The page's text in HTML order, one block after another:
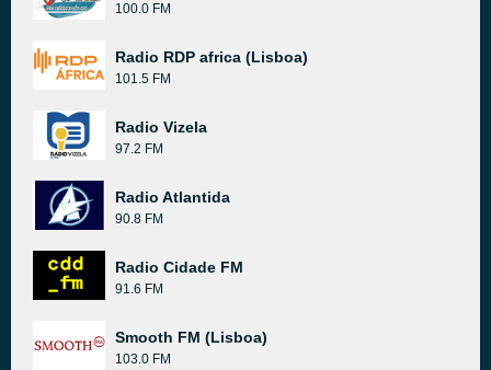
100.0 FM
Radio RDP africa (Lisboa)
101.5 FM
Radio Vizela
97.2 FM
Radio Atlantida
90.8 FM
Radio Cidade FM
91.6 FM
Smooth FM (Lisboa)
103.0 FM